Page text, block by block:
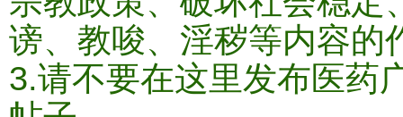
谤、教唆、淫秽等内容的
3.请不要在这里发布医药